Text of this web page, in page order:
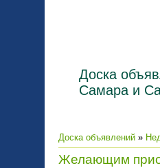
Доска
Самара и
Доска объявлений »
Желающим